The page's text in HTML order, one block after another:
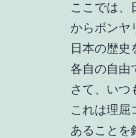
ここでは、
からボンヤ
日本の歴史
各自の自由
さて、い
これは理屈
あることを